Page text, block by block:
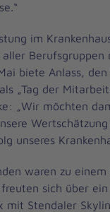
im
Berufsgruppen
biete Anlass,
„Tag der
„Wir möchten
unseres
waren zu
sich über ein
mit Stendaler